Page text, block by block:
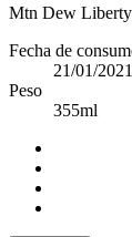
Mtn Dew
Fecha de
21/01/2021
Peso
355ml